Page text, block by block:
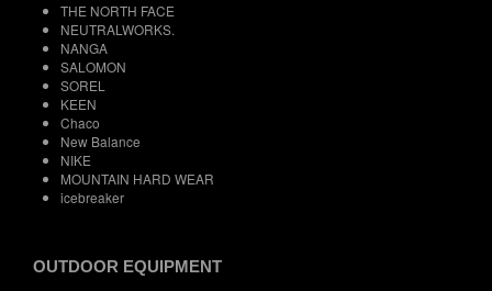
THE NORTH FACE
NEUTRALWORKS.
NANGA
SALOMON
SOREL
KEEN
Chaco
New Balance
NIKE
MOUNTAIN HARD WEAR
icebreaker
OUTDOOR EQUIPMENT